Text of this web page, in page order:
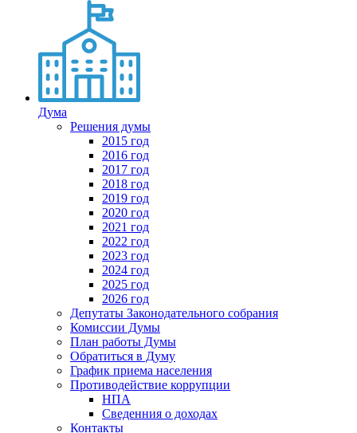
Дума
Решения думы
2015 год
2016 год
2017 год
2018 год
2019 год
2020 год
2021 год
2022 год
2023 год
2024 год
2025 год
2026 год
Депутаты Законодательного собрания
Комиссии Думы
План работы Думы
Обратиться в Думу
График приема населения
Противодействие коррупции
НПА
Сведенния о доходах
Контакты